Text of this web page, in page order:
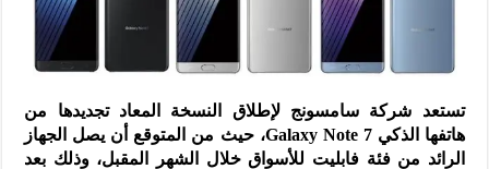
تستعد شركة سامسونج لإطلاق النسخة المعاد تجديدها من
هاتفها الذكي Galaxy Note 7، حيث من المتوقع أن يصل الجهاز
الرائد من فئة فابليت للأسواق خلال الشهر المقبل، وذلك بعد